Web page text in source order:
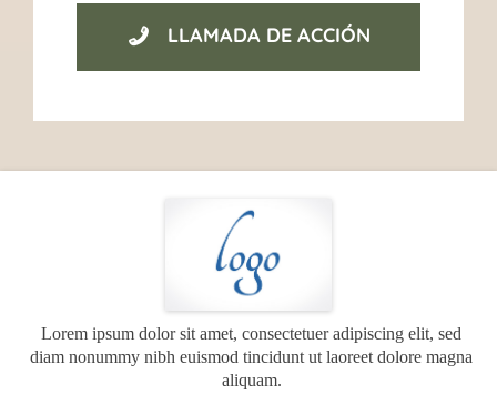
LLAMADA DE ACCIÓN
Lorem ipsum dolor sit amet, consectetuer adipiscing elit, sed
diam nonummy nibh euismod tincidunt ut laoreet dolore magna
aliquam.